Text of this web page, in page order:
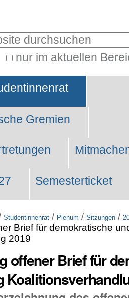
nur im aktuellen
Gremien
Semesterticket
Studentinnenrat / Plenum / Sitzungen /
Brief für demokratische
2019
offener Brief für